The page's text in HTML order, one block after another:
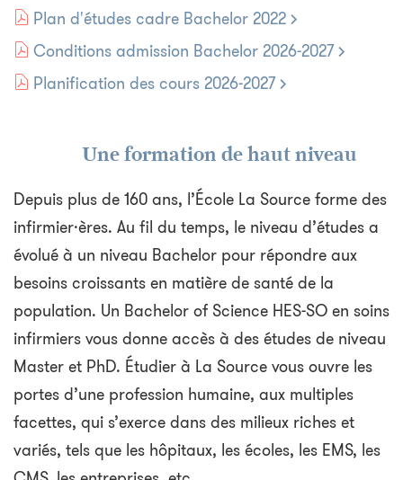
Plan d'études cadre Bachelor 2022
Conditions admission Bachelor 2026-2027
Planification des cours 2026-2027
Une formation de haut niveau
Depuis plus de 160 ans, l’École La Source forme des
infirmier·ères. Au fil du temps, le niveau d’études a
évolué à un niveau Bachelor pour répondre aux
besoins croissants en matière de santé de la
population. Un Bachelor of Science HES-SO en soins
infirmiers vous donne accès à des études de niveau
Master et PhD. Étudier à La Source vous ouvre les
portes d’une profession humaine, aux multiples
facettes, qui s’exerce dans des milieux riches et
variés, tels que les hôpitaux, les écoles, les EMS, les